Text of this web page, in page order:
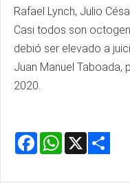
Rafael Lynch, Julio
Casi todos son
debió ser elevado a
Juan Manuel Taboada,
2020.
Facebook
WhatsApp